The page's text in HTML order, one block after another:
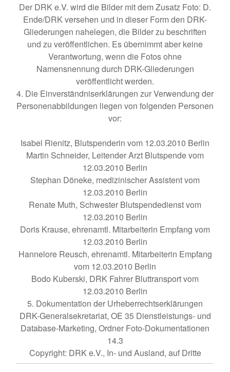
Der DRK e.V. wird die Bilder mit dem Zusatz Foto: D.
Ende/DRK versehen und in dieser Form den DRK-
Gliederungen nahelegen, die Bilder zu beschriften
und zu veröffentlichen. Es übernimmt aber keine
Verantwortung, wenn die Fotos ohne
Namensnennung durch DRK-Gliederungen
veröffentlicht werden.
4. Die Einverständniserklärungen zur Verwendung der
Personenabbildungen liegen von folgenden Personen
vor:
Isabel Rienitz, Blutspenderin vom 12.03.2010 Berlin
Martin Schneider, Leitender Arzt Blutspende vom
12.03.2010 Berlin
Stephan Döneke, medizinischer Assistent vom
12.03.2010 Berlin
Renate Muth, Schwester Blutspendedienst vom
12.03.2010 Berlin
Doris Krause, ehrenamtl. Mitarbeiterin Empfang vom
12.03.2010 Berlin
Hannelore Reusch, ehrenamtl. Mitarbeiterin Empfang
vom 12.03.2010 Berlin
Bodo Kuberski, DRK Fahrer Bluttransport vom
12.03.2010 Berlin
5. Dokumentation der Urheberrechtserklärungen
DRK-Generalsekretariat, OE 35 Dienstleistungs- und
Database-Marketing, Ordner Foto-Dokumentationen
14.3
Copyright: DRK e.V., In- und Ausland, auf Dritte